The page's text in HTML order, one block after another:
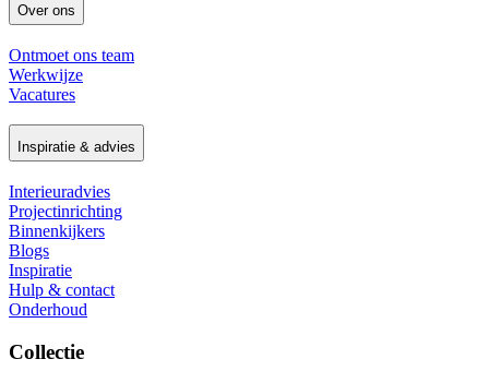
Over ons
Ontmoet ons team
Werkwijze
Vacatures
Inspiratie & advies
Interieuradvies
Projectinrichting
Binnenkijkers
Blogs
Inspiratie
Hulp & contact
Onderhoud
Collectie